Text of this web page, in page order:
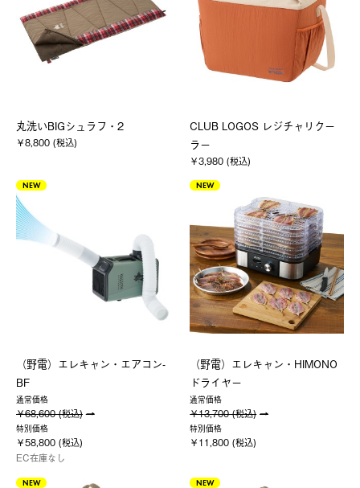
丸洗いBIGシュラフ・2
￥8,800 (税込)
CLUB LOGOS レジチャリクー
ラー
￥3,980 (税込)
NEW
（野電）エレキャン・エアコン-
BF
通常価格
￥68,600 (税込)
特別価格
￥58,800 (税込)
EC在庫なし
NEW
（野電）エレキャン・HIMONO
ドライヤー
通常価格
￥13,700 (税込)
特別価格
￥11,800 (税込)
NEW NEW